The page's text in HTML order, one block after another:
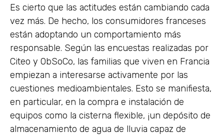
Es cierto que las actitudes están cambiando cada
vez más. De hecho, los consumidores franceses
están adoptando un comportamiento más
responsable. Según las encuestas realizadas por
Citeo y ObSoCo, las familias que viven en Francia
empiezan a interesarse activamente por las
cuestiones medioambientales. Esto se manifiesta,
en particular, en la compra e instalación de
equipos como la cisterna flexible, ¡un depósito de
almacenamiento de agua de lluvia capaz de